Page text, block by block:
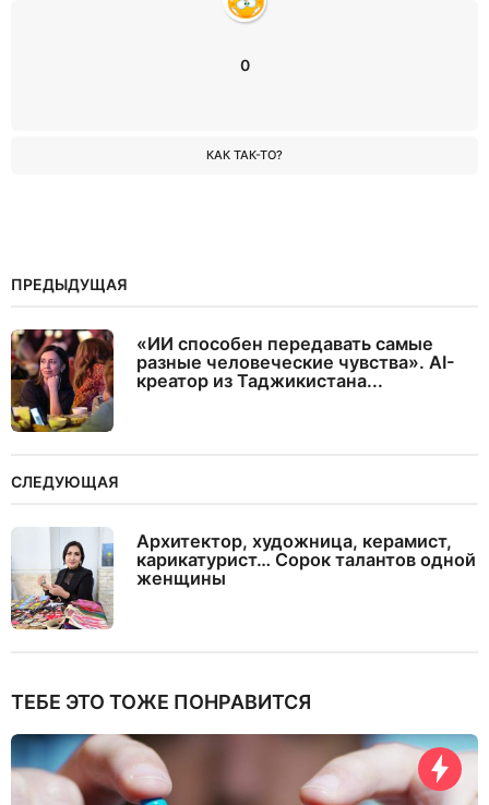
0
КАК ТАК-ТО?
ПРЕДЫДУЩАЯ
«ИИ способен передавать самые
разные человеческие чувства». AI-
креатор из Таджикистана...
СЛЕДУЮЩАЯ
Архитектор, художница, керамист,
карикатурист… Сорок талантов одной
женщины
ТЕБЕ ЭТО ТОЖЕ ПОНРАВИТСЯ